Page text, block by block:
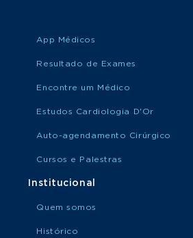
App Médicos
Resultado de Exames
Encontre um Médico
Estudos Cardiologia D'Or
Auto-agendamento Cirúrgico
Cursos e Palestras
Institucional
Quem somos
Histórico